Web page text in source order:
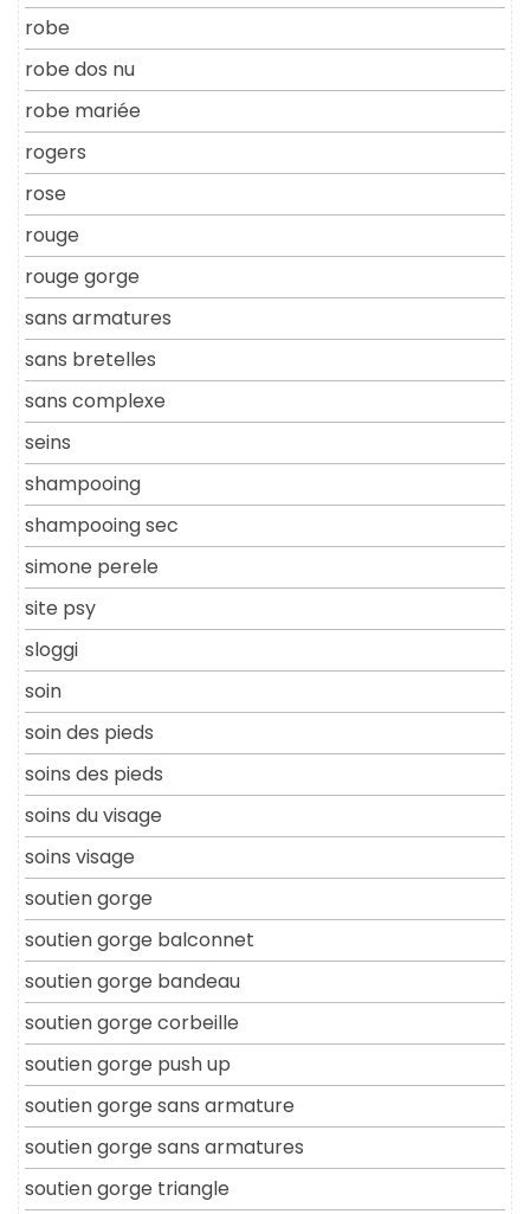
robe
robe dos nu
robe mariée
rogers
rose
rouge
rouge gorge
sans armatures
sans bretelles
sans complexe
seins
shampooing
shampooing sec
simone perele
site psy
sloggi
soin
soin des pieds
soins des pieds
soins du visage
soins visage
soutien gorge
soutien gorge balconnet
soutien gorge bandeau
soutien gorge corbeille
soutien gorge push up
soutien gorge sans armature
soutien gorge sans armatures
soutien gorge triangle